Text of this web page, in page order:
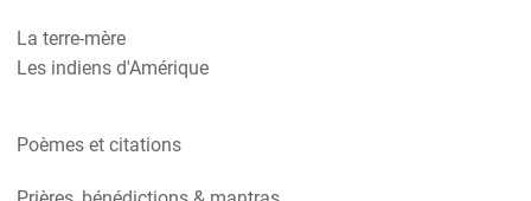
La terre-mère
Les indiens d'Amérique
Poèmes et citations